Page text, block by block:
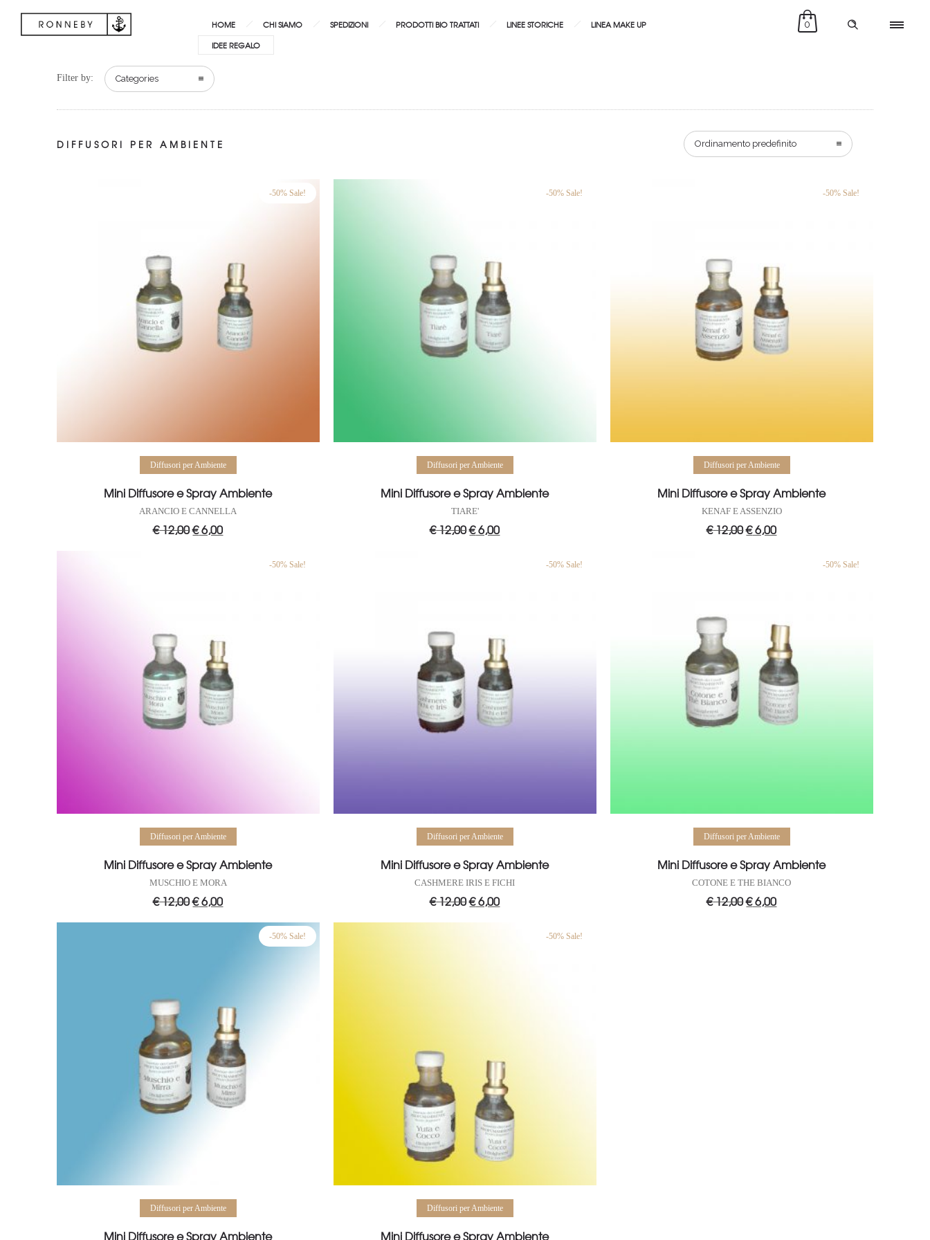
0
HOME CHI SIAMO SPEDIZIONI PRODOTTI BIO TRATTATI LINEE STORICHE
LINEA MAKE UP
IDEE REGALO
Filter by: Categories
DIFFUSORI PER AMBIENTE Ordinamento predefinito
-50% Sale!
Aggiungi al carrello
Diffusori per Ambiente
Mini Diffusore e Spray Ambiente
ARANCIO E CANNELLA
€12,00 Il
prezzo
€6,00Il
prezzo
-50% Sale!
Aggiungi al carrello
Diffusori per Ambiente
Mini Diffusore e Spray Ambiente
TIARE'
€12,00 Il
prezzo
€6,00Il
prezzo
-50% Sale!
Aggiungi al carrello
Diffusori per Ambiente
Mini Diffusore e Spray Ambiente
KENAF E ASSENZIO
€12,00 Il
prezzo
€6,00Il
prezzo
-50% Sale!
Aggiungi al carrello
Diffusori per Ambiente
Mini Diffusore e Spray Ambiente
MUSCHIO E MORA
€12,00 Il
prezzo
€6,00Il
prezzo
-50% Sale!
Aggiungi al carrello
Diffusori per Ambiente
Mini Diffusore e Spray Ambiente
CASHMERE IRIS E FICHI
€12,00 Il
prezzo
€6,00Il
prezzo
-50% Sale!
Aggiungi al carrello
Diffusori per Ambiente
Mini Diffusore e Spray Ambiente
COTONE E THE BIANCO
€12,00 Il
prezzo
€6,00Il
prezzo
-50% Sale!
Aggiungi al carrello
Diffusori per Ambiente
Mini Diffusore e Spray Ambiente
-50% Sale!
Aggiungi al carrello
Diffusori per Ambiente
Mini Diffusore e Spray Ambiente